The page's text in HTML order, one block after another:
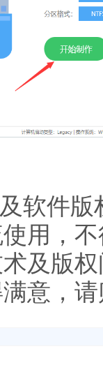
软件
用，
及版
意，